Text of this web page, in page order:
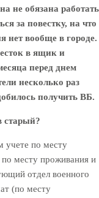
не обязана работать
за повестку, на что
нет вообще в городе.
в ящик и
перед днем
несколько раз
получить ВБ.
учете по месту
месту проживания и
отдел военного
(по месту